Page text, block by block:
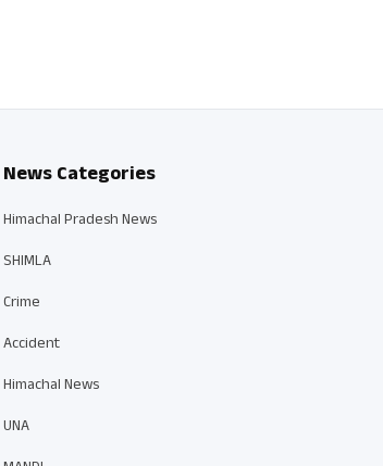
News Categories
Himachal Pradesh News
SHIMLA
Crime
Accident
Himachal News
UNA